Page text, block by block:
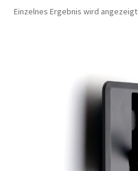
Kontakt
Einzelnes Ergebnis wird angezeigt